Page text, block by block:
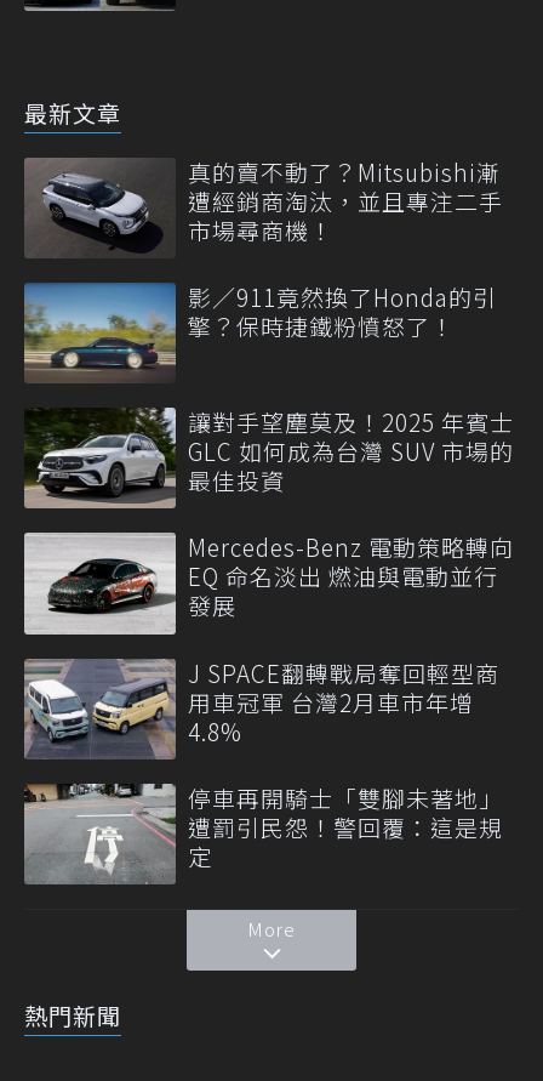
最新文章
真的賣不動了？Mitsubishi漸
遭經銷商淘汰，並且專注二手
市場尋商機！
影／911竟然換了Honda的引
擎？保時捷鐵粉憤怒了！
讓對手望塵莫及！2025 年賓士
GLC 如何成為台灣 SUV 市場的
最佳投資
Mercedes-Benz 電動策略轉向
EQ 命名淡出 燃油與電動並行
發展
J SPACE翻轉戰局奪回輕型商
用車冠軍 台灣2月車市年增
4.8%
停車再開騎士「雙腳未著地」
遭罰引民怨！警回覆：這是規
定
More
熱門新聞